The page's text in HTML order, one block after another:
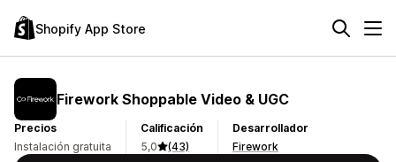
Shopify App Store
Firework Shoppable Video & UGC
Precios
Instalación gratuita
Calificación
5,0
(43)
Desarrollador
Firework